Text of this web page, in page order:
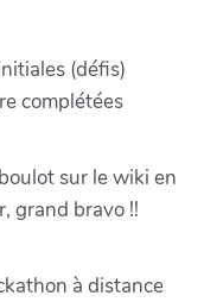
(défis)
complétées
sur le wiki en
grand bravo !!
à distance